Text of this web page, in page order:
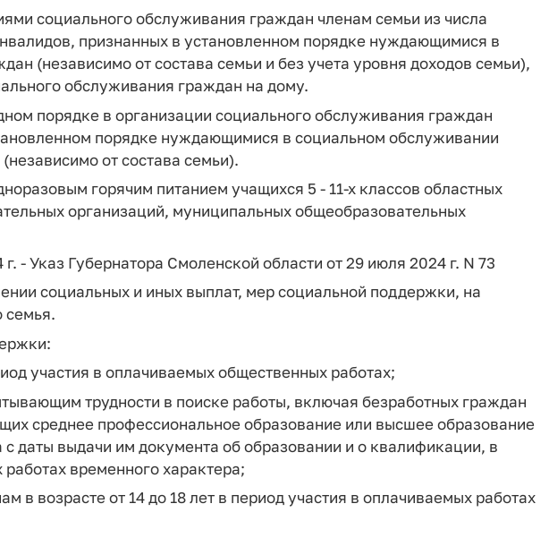
социального обслуживания граждан членам семьи из числа
признанных в установленном порядке нуждающимися в
(независимо от состава семьи и без учета уровня доходов семьи),
обслуживания граждан на дому.
порядке в организации социального обслуживания граждан
порядке нуждающимися в социальном обслуживании
от состава семьи).
горячим питанием учащихся 5 - 11-х классов областных
организаций, муниципальных общеобразовательных
- Указ Губернатора Смоленской области от 29 июля 2024 г. N 73
социальных и иных выплат, мер социальной поддержки, на
семья.
участия в оплачиваемых общественных работах;
трудности в поиске работы, включая безработных граждан
среднее профессиональное образование или высшее образование
даты выдачи им документа об образовании и о квалификации, в
временного характера;
в возрасте от 14 до 18 лет в период участия в оплачиваемых работах